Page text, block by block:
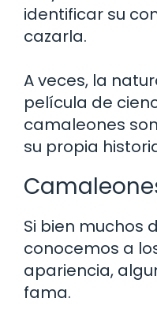
identificar su
cazarla.
A veces, la
película de
camaleones
su propia
Si bien muchos
conocemos a
apariencia,
fama.